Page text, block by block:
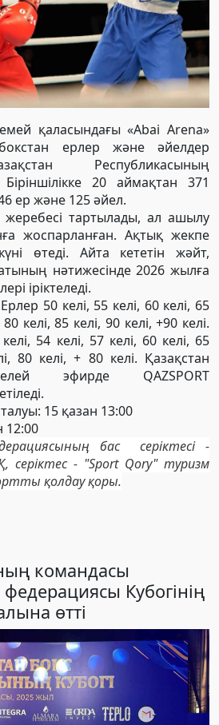
қаласындағы «Abai Arena»
ерлер және әйелдер
Республикасының
20 аймақтан 371
ер және 125 әйел.
тартылады, ал ашылу
жоспарланған. Ақтық жекпе
өтеді. Айта кететін жәйт,
нәтижесінде 2026 жылға
іріктеледі.
50 келі, 55 келі, 60 келі, 65
келі, 85 келі, 90 келі, +90 келі.
54 келі, 57 келі, 60 келі, 65
80 келі, + 80 келі. Қазақстан
эфирде QAZSPORT
15 қазан 13:00
бас серіктесі -
серіктес - "Sport Qory" туризм
қолдау қоры.
командасы
Кубогінің
өтті